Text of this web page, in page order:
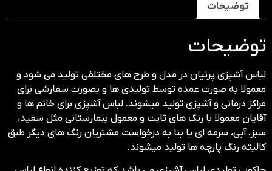
توضیحات
توضیحات
لباس آشپزی پرنیان در مدل و طرح های مختلفی تولید می شود و
معمولا به صورت عمده توسط تولیدی ها و بصورت سفارشی برای
مراکز درمانی و آشپزی تولید میشوند. لباس آشپزی برای خانم ها و
آقایان معمولا با رنگ های ثابت و معمول بیمارستانی مثل سفید،
سبز، آبی، سرمه ای یا بنا به درخواست مشتریان رنگ های دیگر طبق
کالیته رنگ پارچه ها تولید میشوند.